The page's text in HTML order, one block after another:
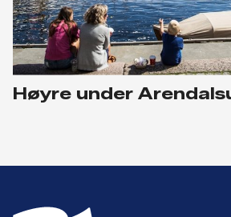
Høyre under